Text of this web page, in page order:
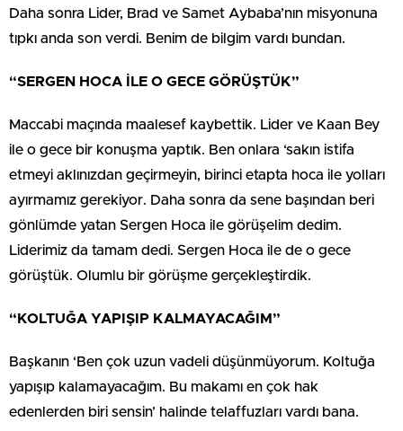
Daha sonra Lider, Brad ve Samet Aybaba’nın misyonuna
tıpkı anda son verdi. Benim de bilgim vardı bundan.
“SERGEN HOCA İLE O GECE GÖRÜŞTÜK”
Maccabi maçında maalesef kaybettik. Lider ve Kaan Bey
ile o gece bir konuşma yaptık. Ben onlara ‘sakın istifa
etmeyi aklınızdan geçirmeyin, birinci etapta hoca ile yolları
ayırmamız gerekiyor. Daha sonra da sene başından beri
gönlümde yatan Sergen Hoca ile görüşelim dedim.
Liderimiz da tamam dedi. Sergen Hoca ile de o gece
görüştük. Olumlu bir görüşme gerçekleştirdik.
“KOLTUĞA YAPIŞIP KALMAYACAĞIM”
Başkanın ‘Ben çok uzun vadeli düşünmüyorum. Koltuğa
yapışıp kalamayacağım. Bu makamı en çok hak
edenlerden biri sensin’ halinde telaffuzları vardı bana.